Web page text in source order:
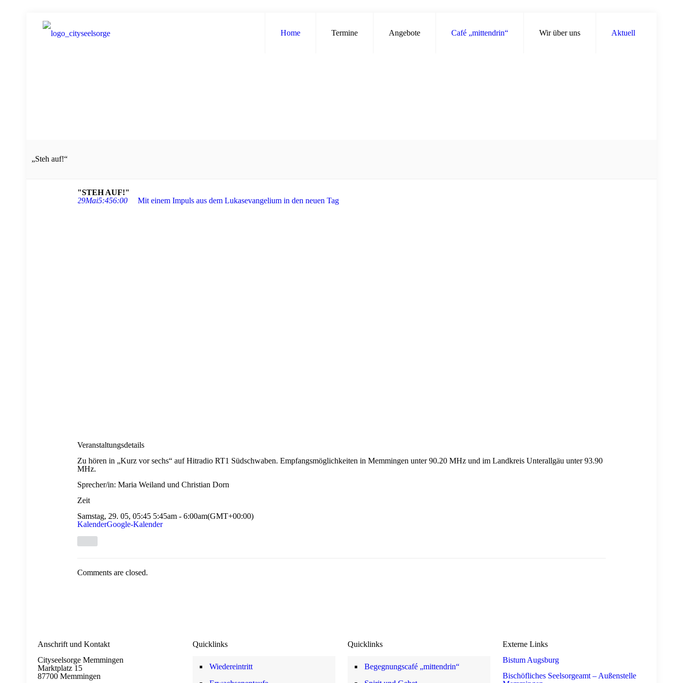
Home Termine Angebote Café „mittendrin“ Wir über uns Aktuell
„Steh auf!“
"STEH AUF!"
29Mai5:456:00 Mit einem Impuls aus dem Lukasevangelium in den neuen Tag
Veranstaltungsdetails
Zu hören in „Kurz vor sechs“ auf Hitradio RT1 Südschwaben. Empfangsmöglichkeiten in Memmingen unter 90.20 MHz und im Landkreis Unterallgäu unter 93.90
MHz.
Sprecher/in: Maria Weiland und Christian Dorn
Zeit
Samstag, 29. 05, 05:45 5:45am - 6:00am(GMT+00:00)
KalenderGoogle-Kalender
Comments are closed.
Anschrift und Kontakt
Cityseelsorge Memmingen
Marktplatz 15
87700 Memmingen
Quicklinks
Wiedereintritt
Quicklinks
Begegnungscafé „mittendrin“
Externe Links
Bistum Augsburg
Bischöfliches Seelsorgeamt – Außenstelle